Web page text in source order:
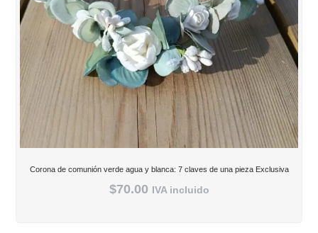
Corona de comunión verde agua y blanca: 7 claves de una pieza Exclusiva
$70.00 IVA incluido